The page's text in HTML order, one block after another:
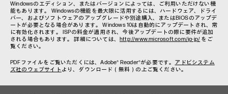
Windowsのエディション、またはバージョンによっては、ご利用いただけない機
能もあります。 Windowsの機能を最大限に活用するには、ハードウェア、ドライ
バー、およびソフトウェアのアップグレードや別途購入、またはBIOSのアップデ
ートが必要となる場合があります。 Windows 10は自動的にアップデートされ、常
に有効化されます。 ISPの料金が適用され、今後アップデートの際に要件が追加
される場合もあります。 詳細については、 http://www.microsoft.com/ja-jp/ をご
覧ください。
PDFファイルをご覧いただくには、Adobe® Reader®が必要です。 アドビシステム
ズ社のウェブサイト より、ダウンロード（無料）の上ご覧ください。